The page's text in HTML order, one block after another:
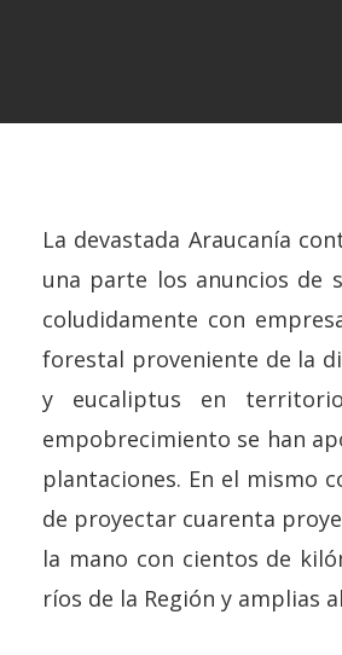
or ESC to close
La devastada Araucanía
una parte los anuncios de
coludidamente con
forestal proveniente de la
y eucaliptus en
empobrecimiento se han
plantaciones. En el mismo
de proyectar cuarenta
la mano con cientos de
ríos de la Región y amplias